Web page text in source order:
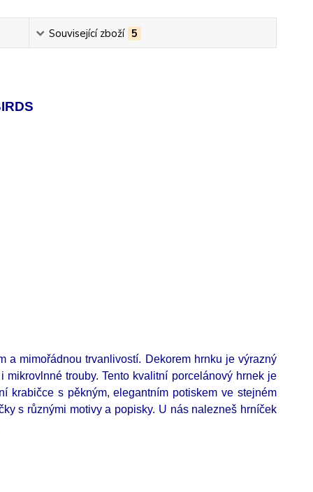
Související zboží 5
a mimořádnou trvanlivostí. Dekorem hrnku je výrazný
trouby. Tento kvalitní porcelánový hrnek je
krabičce s pěkným, elegantním potiskem ve stejném
s různými motivy a popisky. U nás nalezneš hrníček